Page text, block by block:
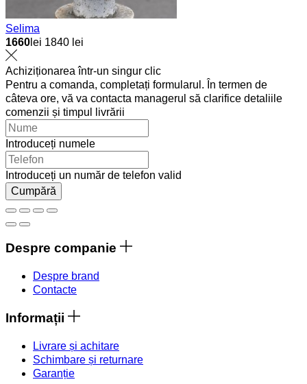
Selima
1660 lei 1840 lei
Achiziționarea într-un singur clic
Pentru a comanda, completați formularul. În termen de
câteva ore, vă va contacta managerul să clarifice detaliile
comenzii și timpul livrării
Introduceți numele
Introduceți un număr de telefon valid
Cumpără
Despre companie
Despre brand
Contacte
Informații
Livrare și achitare
Schimbare și returnare
Garanție